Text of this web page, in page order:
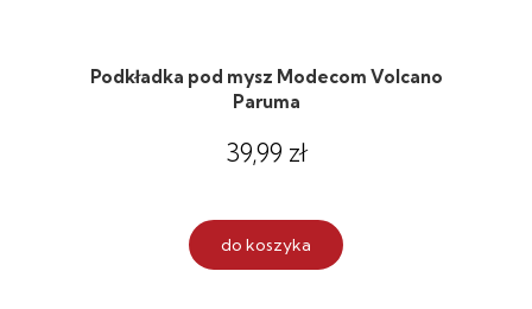
Podkładka pod mysz Modecom Volcano
Paruma
39,99 zł
do koszyka